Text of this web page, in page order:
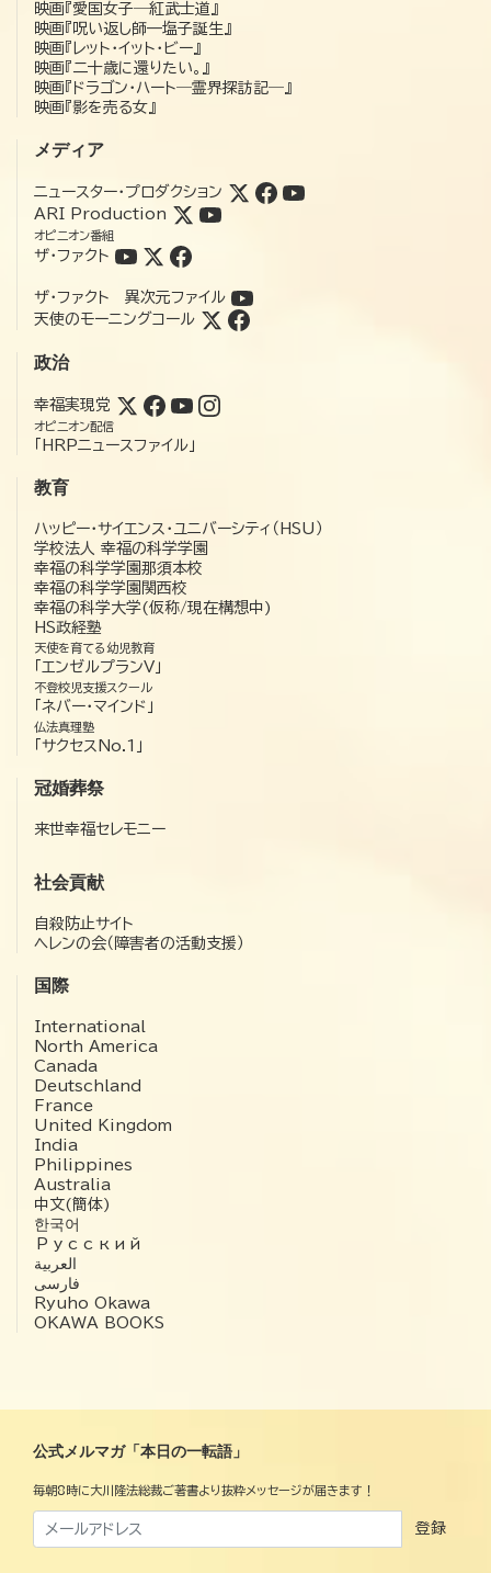
映画『愛国女子―紅武士道』
映画『呪い返し師—塩子誕生』
映画『レット・イット・ビー』
映画『二十歳に還りたい。』
映画『ドラゴン・ハート―霊界探訪記―』
映画『影を売る女』
メディア
ニュースター・プロダクション
ARI Production
オピニオン番組
ザ・ファクト
ザ・ファクト 異次元ファイル
天使のモーニングコール
政治
幸福実現党
オピニオン配信
「HRPニュースファイル」
教育
ハッピー・サイエンス・ユニバーシティ（HSU）
学校法人 幸福の科学学園
幸福の科学学園那須本校
幸福の科学学園関西校
幸福の科学大学(仮称/現在構想中)
HS政経塾
天使を育てる幼児教育
「エンゼルプランV」
不登校児支援スクール
「ネバー・マインド」
仏法真理塾
「サクセスNo.1」
冠婚葬祭
来世幸福セレモニー
社会貢献
自殺防止サイト
ヘレンの会（障害者の活動支援）
国際
International
North America
Canada
Deutschland
France
United Kingdom
India
Philippines
Australia
中文(簡体)
한국어
Русский
العربية‏
فارسی
Ryuho Okawa
OKAWA BOOKS
公式メルマガ「本日の一転語」
毎朝8時に大川隆法総裁ご著書より抜粋メッセージが届きます！
登録